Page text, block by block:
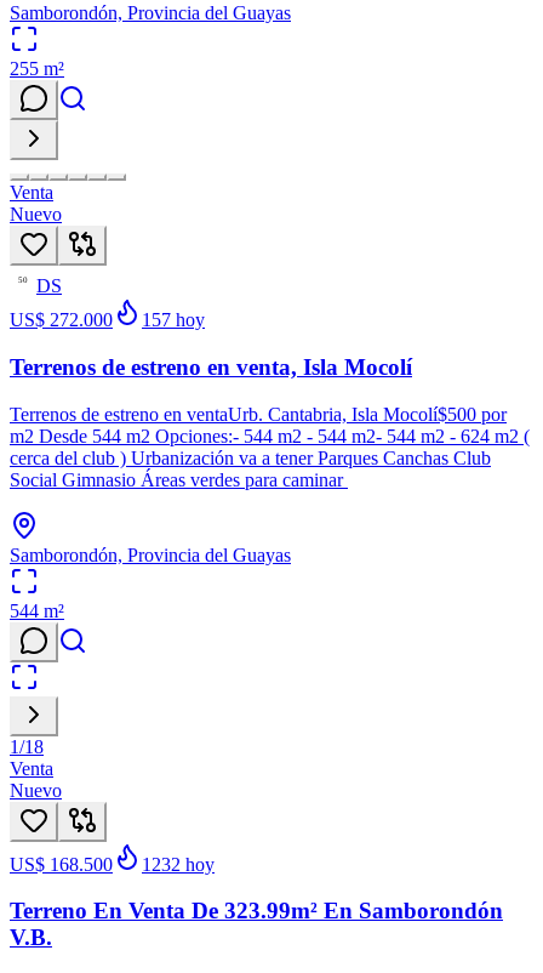
Samborondón, Provincia del Guayas
255 m²
Venta
Nuevo
50
DS
US$ 272.000
157 hoy
Terrenos de estreno en venta, Isla Mocolí
Terrenos de estreno en ventaUrb. Cantabria, Isla Mocolí$500 por
m2 Desde 544 m2 Opciones:- 544 m2 - 544 m2- 544 m2 - 624 m2 (
cerca del club ) Urbanización va a tener Parques Canchas Club
Social Gimnasio Áreas verdes para caminar
Samborondón, Provincia del Guayas
544 m²
1/18
Venta
Nuevo
US$ 168.500 1232 hoy
Terreno En Venta De 323.99m² En Samborondón
V.B.